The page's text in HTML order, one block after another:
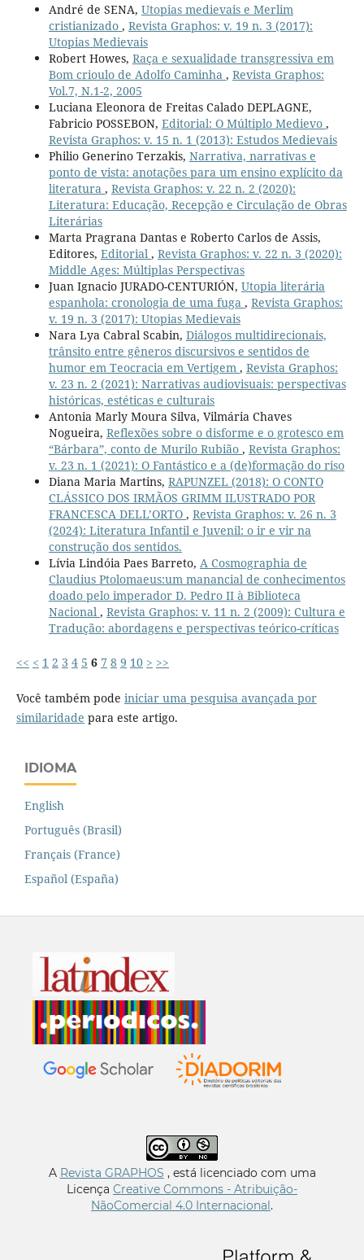
André de SENA, Utopias medievais e Merlim
cristianizado , Revista Graphos: v. 19 n. 3 (2017):
Utopias Medievais
Robert Howes, Raça e sexualidade transgressiva em
Bom crioulo de Adolfo Caminha , Revista Graphos:
Vol.7, N.1-2, 2005
Luciana Eleonora de Freitas Calado DEPLAGNE,
Fabricio POSSEBON, Editorial: O Múltiplo Medievo ,
Revista Graphos: v. 15 n. 1 (2013): Estudos Medievais
Philio Generino Terzakis, Narrativa, narrativas e
ponto de vista: anotações para um ensino explícito da
literatura , Revista Graphos: v. 22 n. 2 (2020):
Literatura: Educação, Recepção e Circulação de Obras
Literárias
Marta Pragrana Dantas e Roberto Carlos de Assis,
Editores, Editorial , Revista Graphos: v. 22 n. 3 (2020):
Middle Ages: Múltiplas Perspectivas
Juan Ignacio JURADO-CENTURIÓN, Utopia literária
espanhola: cronologia de uma fuga , Revista Graphos:
v. 19 n. 3 (2017): Utopias Medievais
Nara Lya Cabral Scabin, Diálogos multidirecionais,
trânsito entre gêneros discursivos e sentidos de
humor em Teocracia em Vertigem , Revista Graphos:
v. 23 n. 2 (2021): Narrativas audiovisuais: perspectivas
históricas, estéticas e culturais
Antonia Marly Moura Silva, Vilmária Chaves
Nogueira, Reflexões sobre o disforme e o grotesco em
“Bárbara”, conto de Murilo Rubião , Revista Graphos:
v. 23 n. 1 (2021): O Fantástico e a (de)formação do riso
Diana Maria Martins, RAPUNZEL (2018): O CONTO
CLÁSSICO DOS IRMÃOS GRIMM ILUSTRADO POR
FRANCESCA DELL’ORTO , Revista Graphos: v. 26 n. 3
(2024): Literatura Infantil e Juvenil: o ir e vir na
construção dos sentidos.
Lívia Lindóia Paes Barreto, A Cosmographia de
Claudius Ptolomaeus:um manancial de conhecimentos
doado pelo imperador D. Pedro II à Biblioteca
Nacional , Revista Graphos: v. 11 n. 2 (2009): Cultura e
Tradução: abordagens e perspectivas teórico-críticas
<< < 1 2 3 4 5 6 7 8 9 10 > >>
Você também pode iniciar uma pesquisa avançada por
similaridade para este artigo.
IDIOMA
English
Português (Brasil)
Français (France)
Español (España)
A Revista GRAPHOS , está licenciado com uma
Licença Creative Commons - Atribuição-
NãoComercial 4.0 Internacional.